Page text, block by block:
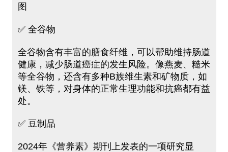
图
✅ 全谷物
全谷物含有丰富的膳食纤维，可以帮助维持肠道
健康，减少肠道癌症的发生风险。像燕麦、糙米
等全谷物，还含有多种B族维生素和矿物质，如
镁、铁等，对身体的正常生理功能和抗癌都有益
处。
✅ 豆制品
2024年《营养素》期刊上发表的一项研究显